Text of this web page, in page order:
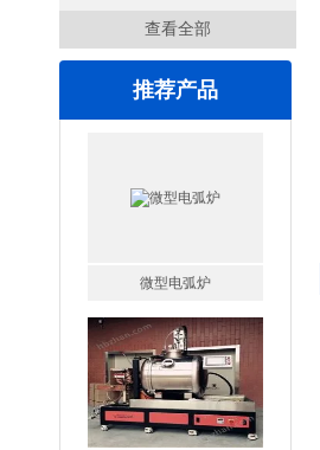
查看全部
推荐产品
微型电弧炉